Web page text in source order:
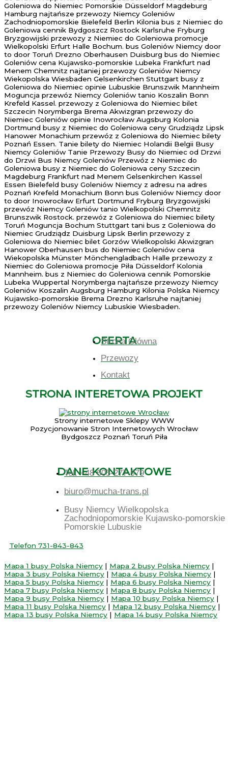
Goleniowa do Niemiec Pomorskie Düsseldorf Magdeburg
Hamburg najtańsze przewozy Niemcy Goleniów
Zachodniopomorskie Bielefeld Berlin Kilonia bus z Niemiec do
Goleniowa cennik Bydgoszcz Rostock Karlsruhe Fryburg
Bryzgowijski przewozy z Niemiec do Goleniowa promocje
Wielkopolski Erfurt Halle Bochum. bus Goleniów Niemcy door
to door Toruń Drezno Oberhausen Duisburg bus do Niemiec
Goleniów cena Kujawsko-pomorskie Lubeka Frankfurt nad
Menem Chemnitz najtaniej przewozy Goleniów Niemcy
Wiekopolska Wiesbaden Gelsenkirchen Stuttgart busy z
Goleniowa do Niemiec opinie Lubuskie Brunszwik Mannheim
Moguncja przewóz Niemcy Goleniów tanio Koszalin Bonn
Krefeld Kassel. przewozy z Goleniowa do Niemiec bilet
Szczecin Norymberga Brema Akwizgran przewozy do
Niemiec Goleniów opinie Inowrocław Augsburg Kolonia
Dortmund busy z Niemiec do Goleniowa ceny Grudziądz Lipsk
Hanower Monachium przewóz z Goleniowa do Niemiec bilety
Poznań Essen. Tanie bilety do Niemiec Holandii Belgii Busy
Niemcy Goleniów Tanie Przewozy Busy do Niemiec od Drzwi
do Drzwi Bus Niemcy Goleniów Przewóz z Niemiec do
Goleniowa busy z Niemiec do Goleniowa ceny Szczecin
Magdeburg Frankfurt nad Menem Gelsenkirchen Kassel
Essen Bielefeld busy Goleniów Niemcy z adresu na adres
Poznań Krefeld Monachium Bonn bus Goleniów Niemcy door
to door Inowrocław Erfurt Dortmund Fryburg Bryzgowijski
przewóz Niemcy Goleniów tanio Wielkopolski Chemnitz
Brunszwik Rostock. przewóz z Goleniowa do Niemiec bilety
Toruń Moguncja Bochum Stuttgart tani bus z Goleniowa do
Niemiec Grudziądz Duisburg Lipsk Berlin przewozy z
Goleniowa do Niemiec bilet Gorzów Wielkopolski Akwizgran
Hanower Oberhausen bus do Niemiec Goleniów cena
Wiekopolska Münster Mönchengladbach Halle przewozy z
Niemiec do Goleniowa promocje Piła Düsseldorf Kolonia
Mannheim. bus z Niemiec do Goleniowa cennik Pomorskie
Lubeka Wuppertal Norymberga najtańsze przewozy Niemcy
Goleniów Koszalin Augsburg Hamburg Kilonia Polska Niemcy
Kujawsko-pomorskie Brema Drezno Karlsruhe najtaniej
przewozy Goleniów Niemcy Lubuskie Wiesbaden.
OFERTA
Strona Główna
Przewozy
Kontakt
STRONA INTERETOWA PROJEKT
Strony internetowe Sklepy WWW
Pozycjonowanie Stron Internetowych Wrocław
Bydgoszcz Poznań Toruń Piła
DANE KONTAKTOWE
Tel. +48 605-277-979
biuro@mucha-trans.pl
Busy Niemcy Wielkopolska
Zachodniopomorskie Kujawsko-pomorskie
Pomorskie Lubuskie
Telefon 731-843-843
Mapa 1 busy Polska Niemcy | Mapa 2 busy Polska Niemcy |
Mapa 3 busy Polska Niemcy | Mapa 4 busy Polska Niemcy |
Mapa 5 busy Polska Niemcy | Mapa 6 busy Polska Niemcy |
Mapa 7 busy Polska Niemcy | Mapa 8 busy Polska Niemcy |
Mapa 9 busy Polska Niemcy | Mapa 10 busy Polska Niemcy |
Mapa 11 busy Polska Niemcy | Mapa 12 busy Polska Niemcy |
Mapa 13 busy Polska Niemcy | Mapa 14 busy Polska Niemcy